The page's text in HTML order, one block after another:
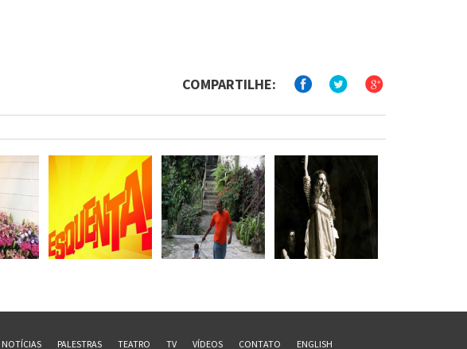
COMPARTILHE:
NOTÍCIAS PALESTRAS TEATRO TV VÍDEOS CONTATO ENGLISH